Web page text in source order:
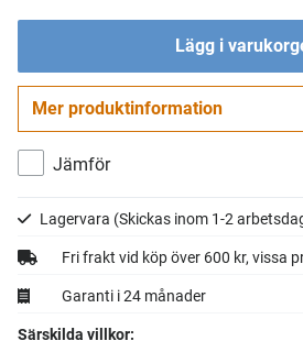
Lägg i
Gå till kassan
Mer produktinformation
Jämför
Lagervara (Skickas inom 1-2
Fri frakt vid köp över 600 kr, vissa
Garanti i 24 månader
Särskilda villkor: